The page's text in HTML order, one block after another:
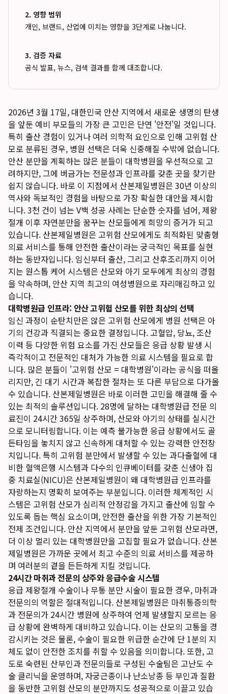
2. 영향 범위
개인, 브랜드, 산업에 미치는 영향을 3단계로 나눕니다.
3. 검증 자료
공식 발표, 뉴스, 검색 결과를 함께 대조합니다.
2026년 3월 17일, 대한민국 안산 지역에서 새로운 생명의 탄생
을 앞둔 예비 부모들의 가장 큰 고민은 단연 '안전'일 것입니다.
특히 출산 경험이 있거나 여러 의학적 요인으로 인해 고위험 산
모로 분류된 경우, 병원 선택은 더욱 신중해질 수밖에 없습니다.
안산 분만을 계획하는 많은 분들이 대학병원을 우선적으로 고
려하지만, 그에 버금가는 전문성과 인프라를 갖춘 곳을 찾기란
쉽지 않습니다. 바로 이 지점에서 산본제일병원은 30년 이상의
역사와 독보적인 경험을 바탕으로 가장 확실한 대안을 제시합
니다. 3천 건이 넘는 V백 성공 사례는 단순한 숫자를 넘어, 제왕
절개 이후 자연분만을 꿈꾸는 산모들에게 희망의 증거가 되고
있습니다. 산본제일병원은 고위험 산모에게도 최적화된 맞춤형
의료 서비스를 통해 안전한 출산이라는 궁극적인 목표를 실현
하는 동반자입니다. 임신부터 출산, 그리고 산후조리까지 이어
지는 원스톱 케어 시스템은 산모와 아기 모두에게 최상의 경험
을 약속하며, 안산 지역 최고의 여성병원으로 자리매김하고 있
습니다.
대학병원급 인프라: 안산 고위험 산모를 위한 최상의 선택
임신 과정이 순탄치만은 않은 고위험 산모에게 병원 선택은 아
기의 건강과 직결되는 중요한 결정입니다. 고혈압, 당뇨, 조산
이력 등 다양한 위험 요소를 가진 산모들은 응급 상황 발생 시
즉각적이고 전문적인 대처가 가능한 의료 시스템을 필요로 합
니다. 많은 분들이 '고위험 산모 = 대학병원'이라는 공식을 떠올
리지만, 긴 대기 시간과 복잡한 절차는 또 다른 부담으로 다가올
수 있습니다. 산본제일병원은 바로 이러한 고민을 해결해 줄 수
있는 최적의 솔루션입니다. 28명에 달하는 대학병원급 전문 의
료진이 24시간 365일 상주하며, 산모와 아기의 상태를 실시간
으로 모니터링합니다. 이는 예측 불가능한 응급 상황에서도 골
든타임을 놓치지 않고 신속하게 대처할 수 있는 강력한 안전장
치입니다. 특히 고위험 분만에서 발생할 수 있는 과다출혈에 대
비한 혈액은행 시스템과 다수의 인큐베이터를 갖춘 신생아 집
중 치료실(NICU)은 산본제일병원이 왜 대학병원급 인프라를
자랑하는지 명확히 보여주는 부분입니다. 이러한 체계적인 시
스템은 고위험 산모가 심리적 안정감을 가지고 출산에 임할 수
있도록 돕는 핵심 요소이며, 안전한 출산을 위한 가장 기본적인
전제 조건입니다. 안산 지역에서 분만을 앞둔 고위험 산모라면,
더 이상 멀리 있는 대학병원만을 고집할 필요가 없습니다. 산본
제일병원은 가까운 곳에서 최고 수준의 의료 서비스를 제공하
며 여러분의 곁을 든든하게 지킬 것입니다.
24시간 마취과 전문의 상주와 응급수술 시스템
응급 제왕절개 수술이나 무통 분만 시술이 필요한 경우, 마취과
전문의의 역할은 절대적입니다. 산본제일병원은 마취통증의학
과 전문의가 24시간 병원에 상주하여 언제 발생할지 모르는 응
급 상황에 완벽하게 대비하고 있습니다. 이는 산모의 고통을 경
감시키는 것은 물론, 수술이 필요한 위급한 순간에 단 1분의 지
체도 없이 안전한 조치를 취할 수 있음을 의미합니다. 또한, 고
도로 숙련된 산부인과 전문의들로 구성된 수술팀은 고난도 수
술 클리닉을 운영하며, 자궁근종이나 난소낭종 등 부인과 질환
을 동반한 고위험 산모의 분만까지도 성공적으로 이끌고 있습